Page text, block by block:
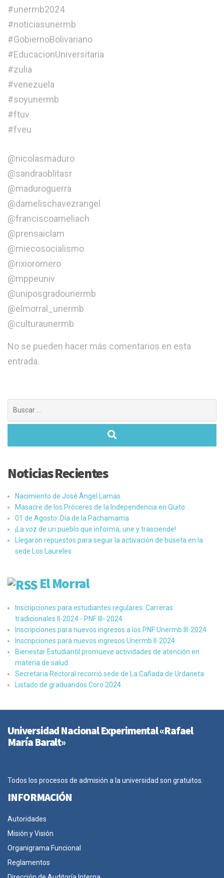
#unermb2024
#noticiasunermb
#GobiernoBolivariano
#EducacionUniversitaria
#zulia
#venezuela
#soyunermb
#ftuv
#fveu
@nicolasmaduro
@sandraoblitasr
@maduroguerra
@damelischavezrangel
@franciscoameliach
@prensaiclam
@miecosocialismo
@rixioromero
@mppeuniv
@uniposgradounermb
@elmorral_unermb
@culturaunermb
No se pueden hacer más comentarios en esta
entrada.
Noticias Recientes
Nacimiento de José Ángel Lamas.
Masacre de los Próceres de la Independencia en Quito.
01 de Agosto: Día de la Pachamama
¡La voz de un pueblo que informa, une y trasciende!
Llegaron repuestos para seguir la activación de buseta en la
sede Los Laureles
El Morral
Inscripciones para estudiantes regulares: Carreras
tradicionales II-2024 - PNF III- 2024
Inscripciones para nuevos ingresos a los PNF Unermb III-2024
Inscripciones para nuevos ingresos Unermb II-2024
Bienestar Estudiantil promueve actividades de atención en
materia de salud.
Secretaria Rectoral recorrió sede de La Cañada de Urdaneta
Listado de graduandos Coro 2024
Universidad Nacional Experimental «Rafael
María Baralt»
Todos los procesos de admisión a la universidad son gratuitos.
INFORMACIÓN
Autoridades
Misión y Visión
Organigrama Funcional
Reglamentos